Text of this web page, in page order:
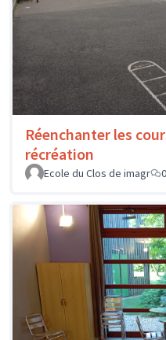
Réenchanter les
récréation
Ecole du Clos de imagr
0